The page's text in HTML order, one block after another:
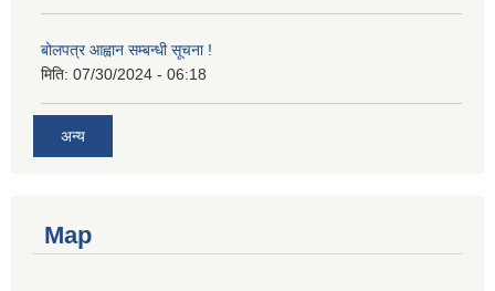
बोलपत्र आह्वान सम्बन्धी सूचना !
मिति: 07/30/2024 - 06:18
अन्य
Map